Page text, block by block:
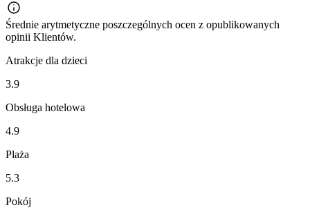
Średnie arytmetyczne poszczególnych ocen z opublikowanych
opinii Klientów.
Atrakcje dla dzieci
3.9
Obsługa hotelowa
4.9
Plaża
5.3
Pokój